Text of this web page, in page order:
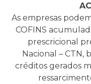
As empresas
COFINS
prescricional
Nacional – CTN,
créditos gerados